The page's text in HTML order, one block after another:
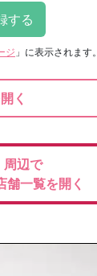
ジ 」に表示されます。
く
周辺で
舗一覧を開く